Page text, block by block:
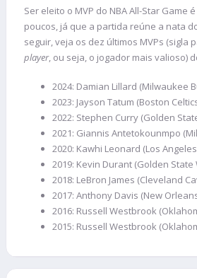
Ser eleito o MVP do NBA All-Star Game
poucos, já que a partida reúne a nata
seguir, veja os dez últimos MVPs (sigla
player, ou seja, o jogador mais valioso)
2024: Damian Lillard (Milwaukee
2023: Jayson Tatum (Boston
2022: Stephen Curry (Golden
2021: Giannis Antetokounmpo
2020: Kawhi Leonard (Los
2019: Kevin Durant (Golden State
2018: LeBron James (Cleveland
2017: Anthony Davis (New
2016: Russell Westbrook
2015: Russell Westbrook